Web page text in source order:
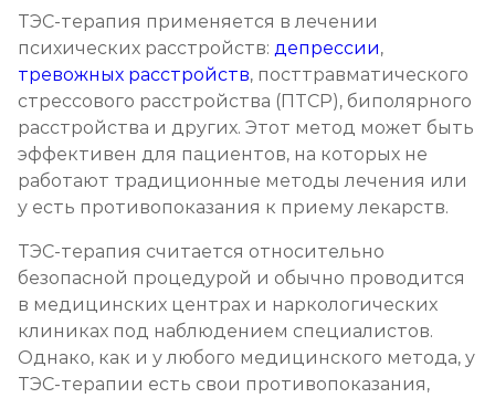
Кодирование с провокацией
от 3 200 ₽ Записаться
Кодирование СИТ
от 4 300 ₽ Записаться
Химический блок от алкоголизма
от 2 850 ₽ Записаться
ТЭС-терапия применяется в лечении
психических расстройств: депрессии,
тревожных расстройств, посттравматического
стрессового расстройства (ПТСР), биполярного
расстройства и других. Этот метод может быть
эффективен для пациентов, на которых не
работают традиционные методы лечения или
у есть противопоказания к приему лекарств.
ТЭС-терапия считается относительно
безопасной процедурой и обычно проводится
в медицинских центрах и наркологических
клиниках под наблюдением специалистов.
Однако, как и у любого медицинского метода, у
ТЭС-терапии есть свои противопоказания,